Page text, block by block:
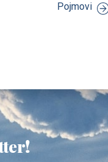
Pojmovi